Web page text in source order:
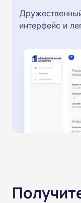
интерфейс и